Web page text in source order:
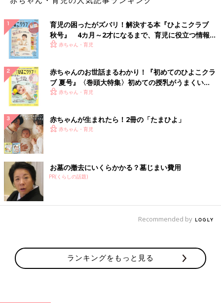
育児の困ったがズバリ！解決する本『ひよこクラブ
秋号』 4カ月～2才になるまで、育児に役立つ情報が
いっぱい！
赤ちゃん・育児
赤ちゃんのお世話まるわかり！『初めてのひよこクラ
ブ 夏号』〈巻頭大特集〉初めての授乳がうまくい
く！ おっぱい・ミルクの基本と夏のトラブル 解決テ
赤ちゃん・育児
赤ちゃんが生まれたら！2冊の「たまひよ」
赤ちゃん・育児
お墓の撤去にいくらかかる？墓じまい費用
PR(くらしの話題)
Recommended by
ランキングをもっと見る